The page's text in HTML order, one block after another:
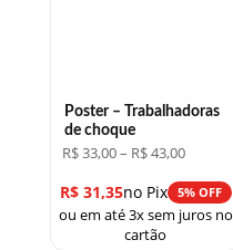
Poster – Trabalhadoras
de choque
R$33,00– R$43,00Faixa
preço:
R$ 33,00
através
R$31,35no Pix 5% OFF
ou em até 3x sem juros no
cartão